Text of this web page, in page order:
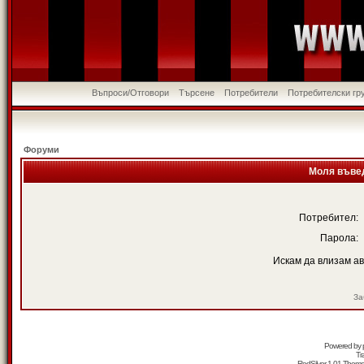
Въпроси/Отговори Търсене Потребители Потребителски
Форуми
Моля
Потребител:
Парола:
Искам да влизам
Powered by